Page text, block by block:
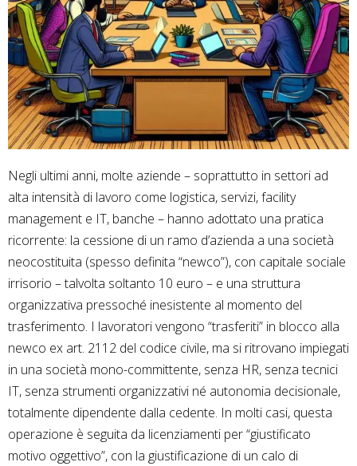
Negli ultimi anni, molte aziende – soprattutto in settori ad
alta intensità di lavoro come logistica, servizi, facility
management e IT, banche – hanno adottato una pratica
ricorrente: la cessione di un ramo d’azienda a una società
neocostituita (spesso definita “newco”), con capitale sociale
irrisorio – talvolta soltanto 10 euro – e una struttura
organizzativa pressoché inesistente al momento del
trasferimento. I lavoratori vengono “trasferiti” in blocco alla
newco ex art. 2112 del codice civile, ma si ritrovano impiegati
in una società mono-committente, senza HR, senza tecnici
IT, senza strumenti organizzativi né autonomia decisionale,
totalmente dipendente dalla cedente. In molti casi, questa
operazione è seguita da licenziamenti per “giustificato
motivo oggettivo”, con la giustificazione di un calo di